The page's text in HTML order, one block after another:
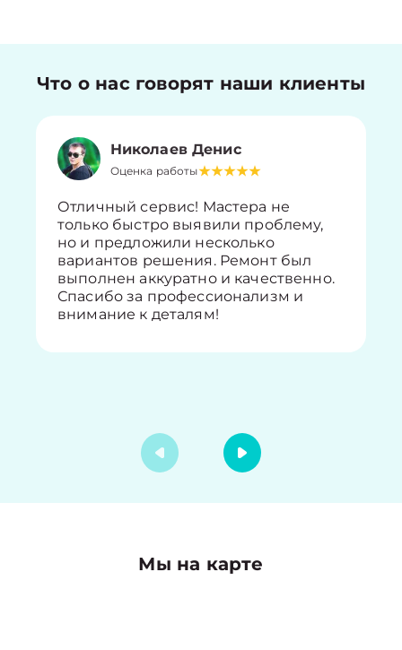
Что о нас говорят наши клиенты
Николаев Денис
Оценка работы
Отличный сервис! Мастера не
только быстро выявили проблему,
но и предложили несколько
вариантов решения. Ремонт был
выполнен аккуратно и качественно.
Спасибо за профессионализм и
внимание к деталям!
Мы на карте